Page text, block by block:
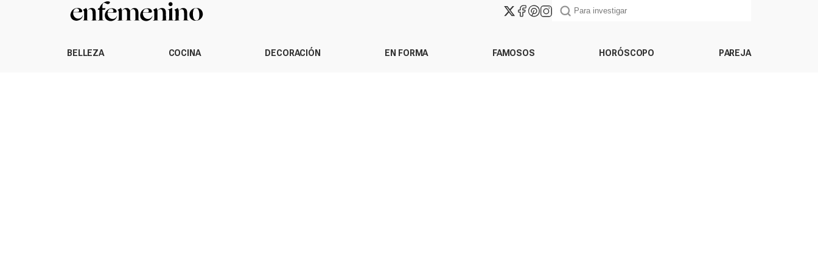
BELLEZA COCINA DECORACIÓN EN FORMA FAMOSOS HORÓSCOPO PAREJA